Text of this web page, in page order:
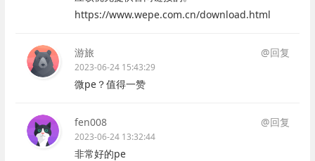
https://www.wepe.com.cn/download.html
游旅 @回复
2023-06-24 15:43:29
微pe？值得一赞
fen008 @回复
2023-06-24 13:32:44
非常好的pe